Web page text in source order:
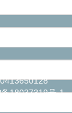
18037319号-1